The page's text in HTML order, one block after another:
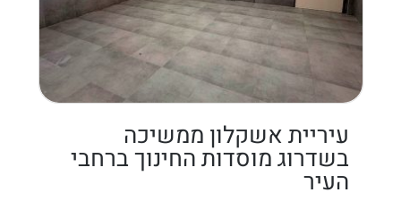
עיריית אשקלון ממשיכה
בשדרוג מוסדות החינוך ברחבי
העיר